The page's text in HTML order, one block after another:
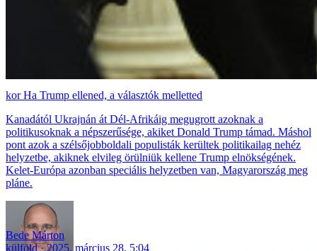
Ha Trump ellened, a választók melletted
Kanadától Ukrajnán át Dél-Afrikáig megugrott azoknak a
politikusoknak a népszerűsége, akiket Donald Trump támad. Máshol
pont azok a szélsőjobboldali populisták kerültek politikailag nehéz
helyzetbe, akiknek elvileg örülniük kellene Trump elnökségének.
Kelet-Európa azonban speciális helyzetben van, Magyarország meg
pláne.
Bede Márton
külföld
2025. március 28. 5:04